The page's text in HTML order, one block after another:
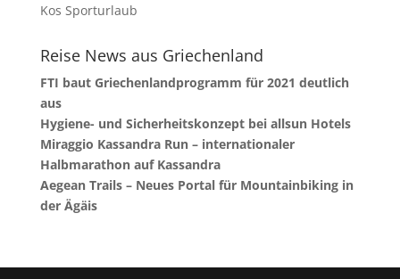
Kos Sporturlaub
Reise News aus Griechenland
FTI baut Griechenlandprogramm für 2021 deutlich
aus
Hygiene- und Sicherheitskonzept bei allsun Hotels
Miraggio Kassandra Run – internationaler
Halbmarathon auf Kassandra
Aegean Trails – Neues Portal für Mountainbiking in
der Ägäis